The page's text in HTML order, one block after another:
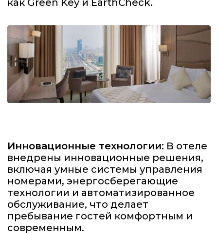
Инновационные технологии: В отеле
внедрены инновационные решения,
включая умные системы управления
номерами, энергосберегающие
технологии и автоматизированное
обслуживание, что делает
пребывание гостей комфортным и
современным.